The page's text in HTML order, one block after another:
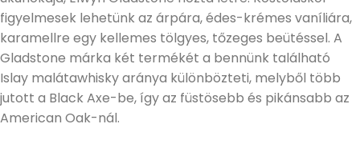
figyelmesek lehetünk az árpára, édes-krémes vaníliára,
karamellre egy kellemes tölgyes, tőzeges beütéssel. A
Gladstone márka két termékét a bennünk található
Islay malátawhisky aránya különbözteti, melyből több
jutott a Black Axe-be, így az füstösebb és pikánsabb az
American Oak-nál.